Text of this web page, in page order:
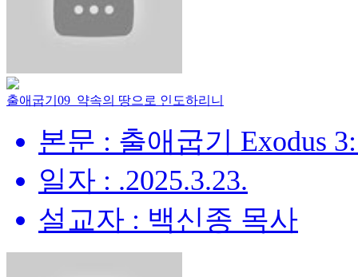
출애굽기09_약속의 땅으로 인도하리니
본문 : 출애굽기 Exodus
일자 : .2025.3.23.
설교자 : 백신종 목사